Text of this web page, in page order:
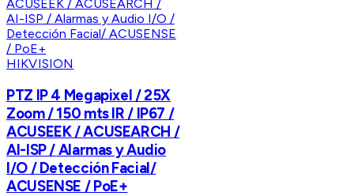
HIKVISION
PTZ IP 4 Megapixel / 25X
Zoom / 150 mts IR / IP67 /
ACUSEEK / ACUSEARCH /
AI-ISP / Alarmas y Audio
I/O / Detección Facial/
ACUSENSE / PoE+